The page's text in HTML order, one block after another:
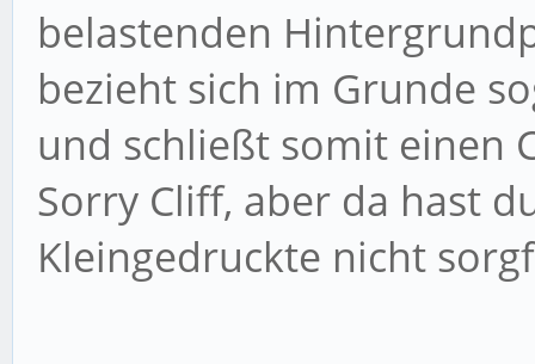
belastenden
bezieht sich im Grunde
und schließt somit einen
Sorry Cliff, aber da hast
Kleingedruckte nicht